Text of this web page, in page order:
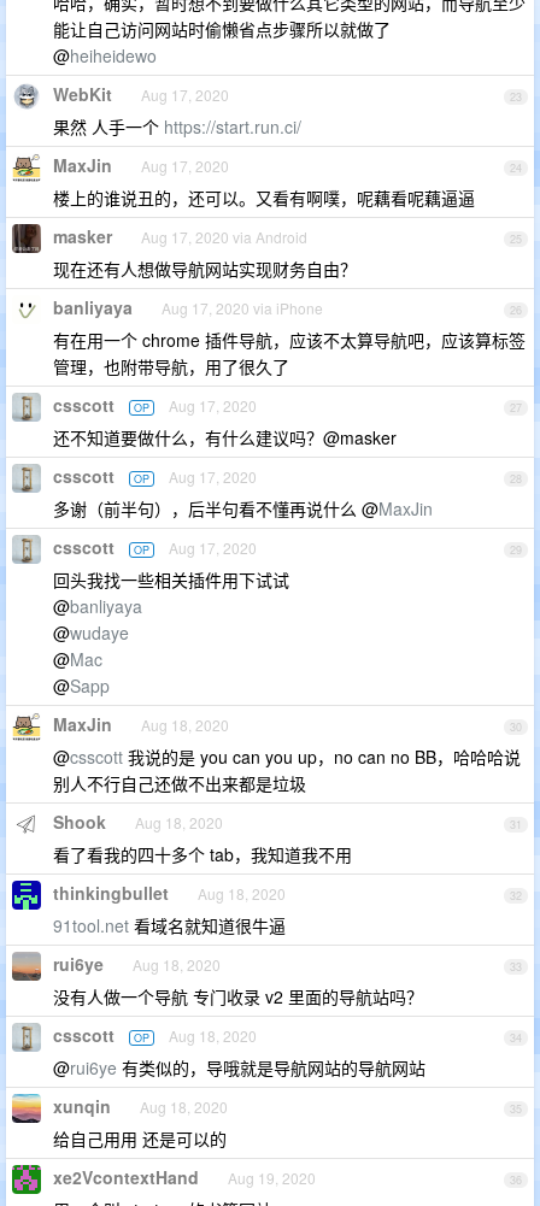
能让自己访问网站时偷懒省点步骤所以就做了
@heiheidewo
23
WebKit Aug 17, 2020
果然 人手一个 https://start.run.ci/
24
MaxJin Aug 17, 2020
楼上的谁说丑的，还可以。又看有啊噗，呢藕看呢藕逼逼
25
masker Aug 17, 2020 via Android
现在还有人想做导航网站实现财务自由？
26
banliyaya Aug 17, 2020 via iPhone
有在用一个 chrome 插件导航，应该不太算导航吧，应该算标签
管理，也附带导航，用了很久了
27
csscott OP Aug 17, 2020
还不知道要做什么，有什么建议吗？@masker
28
csscott OP Aug 17, 2020
多谢（前半句），后半句看不懂再说什么 @MaxJin
29
csscott OP Aug 17, 2020
回头我找一些相关插件用下试试
@banliyaya
@wudaye
@Mac
@Sapp
30
MaxJin Aug 18, 2020
@csscott 我说的是 you can you up，no can no BB，哈哈哈说
别人不行自己还做不出来都是垃圾
31
Shook Aug 18, 2020
看了看我的四十多个 tab，我知道我不用
32
thinkingbullet Aug 18, 2020
91tool.net 看域名就知道很牛逼
33
rui6ye Aug 18, 2020
没有人做一个导航 专门收录 v2 里面的导航站吗？
34
csscott OP Aug 18, 2020
@rui6ye 有类似的，导哦就是导航网站的导航网站
35
xunqin Aug 18, 2020
给自己用用 还是可以的
36
xe2VcontextHand Aug 19, 2020